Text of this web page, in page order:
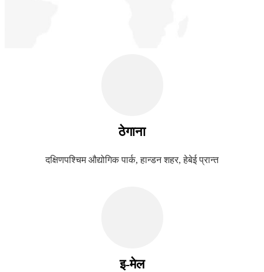
ठेगाना
दक्षिणपश्चिम औद्योगिक पार्क, हान्डन शहर, हेबेई प्रान्त
इ-मेल